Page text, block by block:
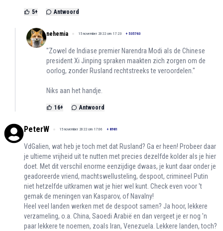
5+ Antwoord
nehemia 15 november 2022 om 17:23 + 535763
"Zowel de Indiase premier Narendra Modi als de Chinese
president Xi Jinping spraken maakten zich zorgen om de
oorlog, zonder Rusland rechtstreeks te veroordelen."
Niks aan het handje.
16+ Antwoord
PeterW 15 november 2022 om 17:06 + 8981
VdGalien, wat heb je toch met dat Rusland? Ga er heen! Probeer daar
je ultieme vrijheid uit te nutten met precies dezelfde kolder als je hier
doet. Met dit verschil enorme eenzijdige dwaas, je kunt daar onder je
geadoreerde vriend, machtswellusteling, despoot, crimineel Putin
niet hetzelfde uitkramen wat je hier wel kunt. Check even voor 't
gemak de meningen van Kasparov, of Navalny!
Heel veel landen werken met de despoot samen? Ja hoor, lekkere
verzameling, o.a. China, Saoedi Arabië en dan vergeet je er nog 'n
paar lekkere te noemen, zoals Iran, Venezuela. Lekkere landen, toch?